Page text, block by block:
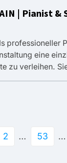
| Pianist &
professioneller
eine
zu verleihen.
2 … 53 …